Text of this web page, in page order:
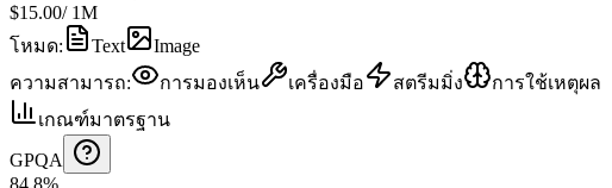
$15.00/ 1M
โหมด: Text
Image
ความสามารถ: การมองเห็น เครื่องมือ สตรีมมิ่ง
การใช้เหตุผล
เกณฑ์มาตรฐาน
GPQA
84.8%